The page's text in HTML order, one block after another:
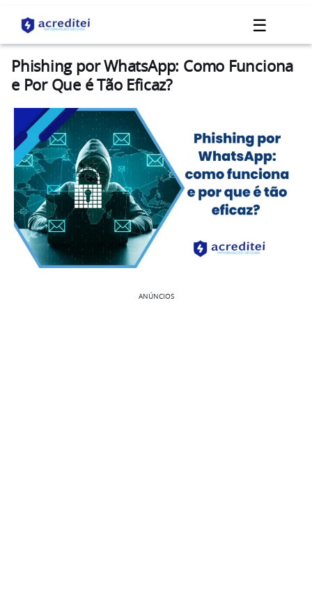
☰
Phishing por WhatsApp: Como Funciona
e Por Que é Tão Eficaz?
ANÚNCIOS